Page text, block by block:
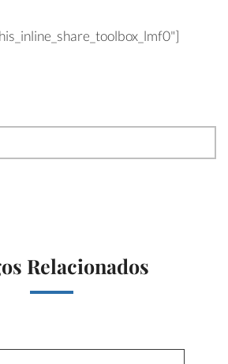
Relacionados